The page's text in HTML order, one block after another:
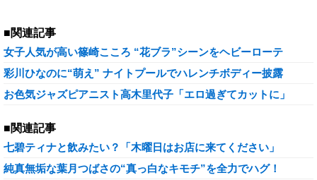
■関連記事
女子人気が高い篠崎こころ “花ブラ”シーンをヘビーローテ
彩川ひなのに“萌え” ナイトプールでハレンチボディー披露
お色気ジャズピアニスト高木里代子「エロ過ぎてカットに」
■関連記事
七碧ティナと飲みたい？「木曜日はお店に来てください」
純真無垢な葉月つばさの“真っ白なキモチ”を全力でハグ！